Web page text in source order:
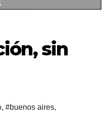
sin
, #buenos aires,